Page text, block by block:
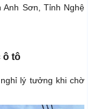
Sơn, Tỉnh Nghệ
ô tô
lý tưởng khi chờ